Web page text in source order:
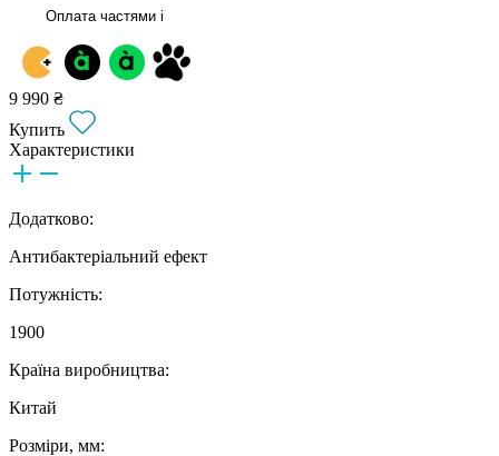
Оплата частями i
9 990 ₴
Купить
Характеристики
Додатково:
Антибактеріальний ефект
Потужність:
1900
Країна виробництва:
Китай
Розміри, мм: